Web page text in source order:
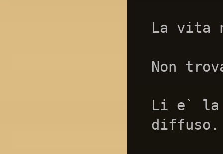
La vita
Non
Li e`
diffuso.